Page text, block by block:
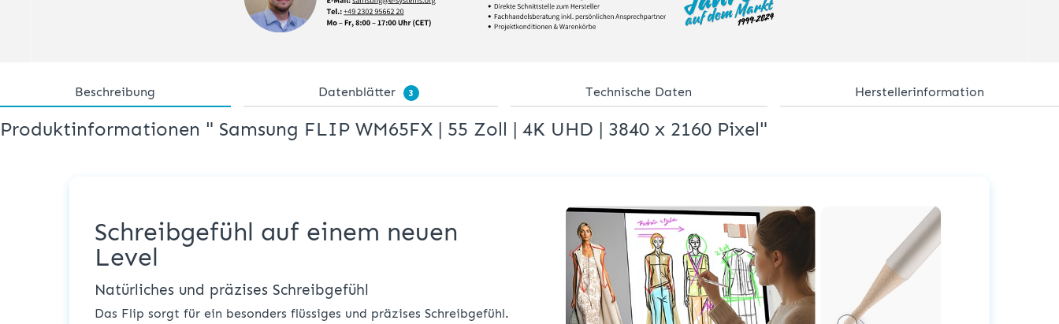
Beschreibung Datenblätter 3 Technische Daten Herstellerinformation
Produktinformationen " Samsung FLIP WM65FX | 55 Zoll | 4K UHD | 3840 x 2160 Pixel"
Schreibgefühl auf einem neuen
Level
Natürliches und präzises Schreibgefühl
Das Flip sorgt für ein besonders flüssiges und präzises Schreibgefühl.